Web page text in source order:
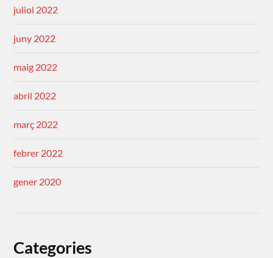
juliol 2022
juny 2022
maig 2022
abril 2022
març 2022
febrer 2022
gener 2020
Categories